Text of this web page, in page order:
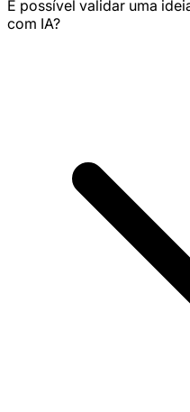
É possível validar uma
com IA?